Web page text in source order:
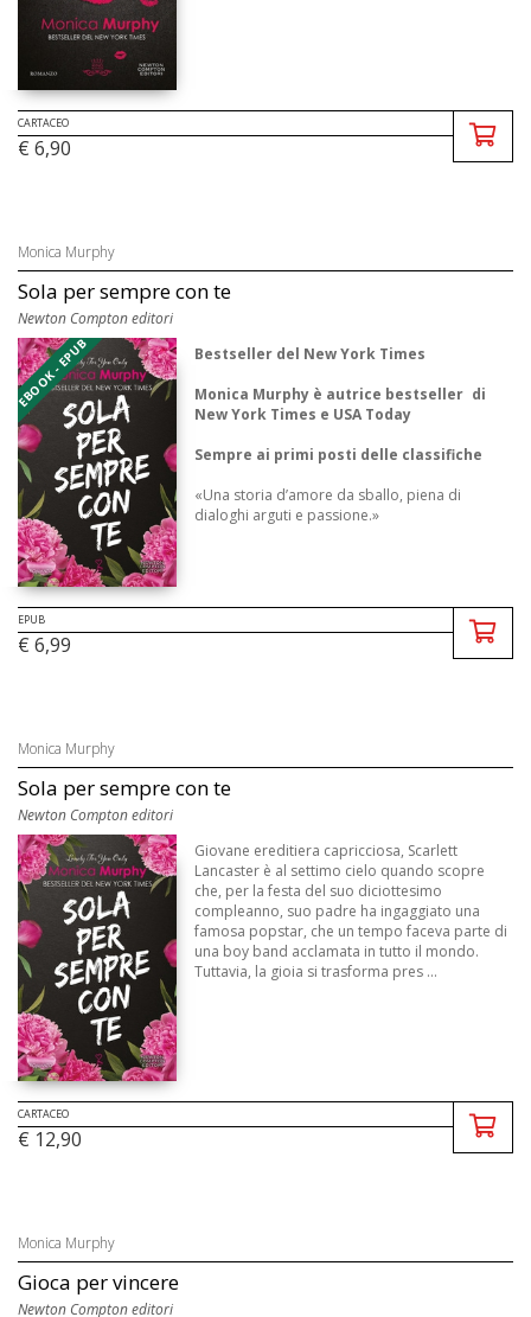
CARTACEO
€ 6,90
Monica Murphy
Sola per sempre con te
Newton Compton editori
EBOOK - EPUB
Bestseller del New York Times
Monica Murphy è autrice bestseller di
New York Times e USA Today
Sempre ai primi posti delle classifiche
«Una storia d’amore da sballo, piena di
dialoghi arguti e passione.»
EPUB
€ 6,99
Monica Murphy
Sola per sempre con te
Newton Compton editori
Giovane ereditiera capricciosa, Scarlett
Lancaster è al settimo cielo quando scopre
che, per la festa del suo diciottesimo
compleanno, suo padre ha ingaggiato una
famosa popstar, che un tempo faceva parte di
una boy band acclamata in tutto il mondo.
Tuttavia, la gioia si trasforma pres ...
CARTACEO
€ 12,90
Monica Murphy
Gioca per vincere
Newton Compton editori